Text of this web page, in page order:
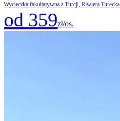
Wycieczka fakultatywna z Turcji, Riwiera Turecka
od 359zł/os.